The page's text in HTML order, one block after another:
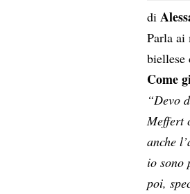
di
Parla ai
biellese
Come
“Devo
Meffert
anche
io sono
poi,